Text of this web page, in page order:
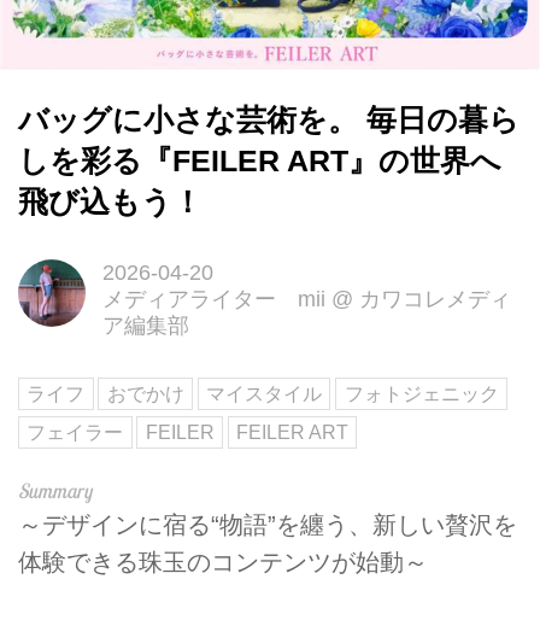
バッグに小さな芸術を。 毎日の暮ら
しを彩る『FEILER ART』の世界へ
飛び込もう！
2026-04-20
メディアライター mii @ カワコレメディ
ア編集部
ライフ おでかけ マイスタイル
フォトジェニック
フェイラー
FEILER FEILER ART
～デザインに宿る“物語”を纏う、新しい贅沢を
体験できる珠玉のコンテンツが始動～